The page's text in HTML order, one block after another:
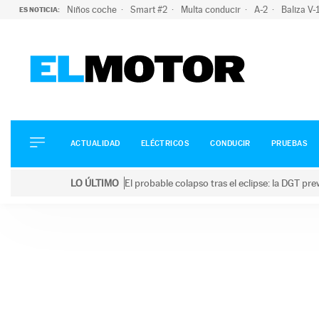
ES NOTICIA: Niños coche Smart #2 Multa conducir A-2 Baliza V-
ELÉCTRICOS
CONDUCIR
ACTUALIDAD ELÉCTRICOS CONDUCIR PRUEBAS
LO ÚLTIMO El probable colapso tras el eclipse: la DGT